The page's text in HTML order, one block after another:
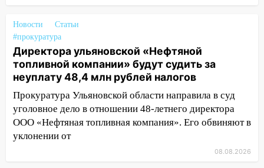
13:20 В Ульяновске за один день
обокрали женщину на пляже и
подростка в сквере
13:01 В Димитровграде мужчина
выбросил из машины страйкбольную
гранату: его задержали
12:34 На Ульяновскую область
надвигается сильнейшая непогода: град
Новости
Статьи
#прокуратура
Директора ульяновской «Нефтяной
топливной компании» будут судить за
неуплату 48,4 млн рублей налогов
Прокуратура Ульяновской области направила в суд
уголовное дело в отношении 48-летнего директора
ООО «Нефтяная топливная компания». Его обвиняют в
уклонении от
08.08.2026